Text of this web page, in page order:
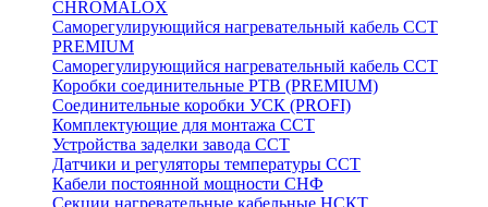
CHROMALOX
Саморегулирующийся нагревательный кабель ССТ
PREMIUM
Саморегулирующийся нагревательный кабель ССТ
Коробки соединительные РТВ (PREMIUM)
Соединительные коробки УСК (PROFI)
Комплектующие для монтажа ССТ
Устройства заделки завода ССТ
Датчики и регуляторы температуры ССТ
Кабели постоянной мощности СНФ
Секции нагревательные кабельные НСКТ